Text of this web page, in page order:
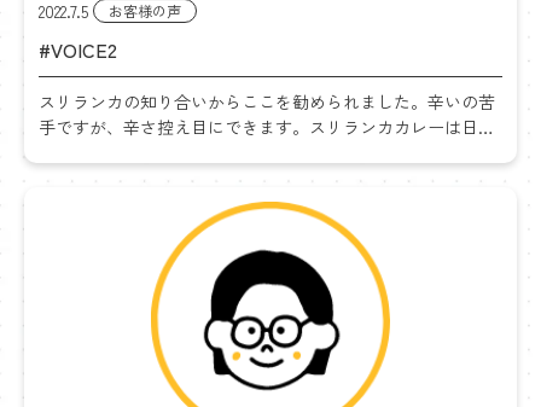
2022.7.5 お客様の声
#VOICE2
スリランカの知り合いからここを勧められました。辛いの苦
手ですが、辛さ控え目にできます。スリランカカレーは日本
ん？店長さん？の接客もとても良い。以前はインド系のカレ